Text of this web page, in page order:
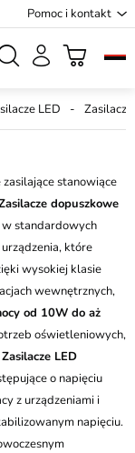
Pomoc i kontakt
LED Zasilacz
stanowiące
dopuszkowe
w standardowych
które
wysokiej klasie
wewnętrznych,
od 10W do aż
oświetleniowych,
Zasilacze LED
o napięciu
z urządzeniami i
napięciu.